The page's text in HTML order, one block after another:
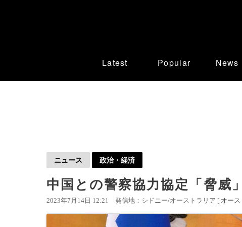
Latest Popular News
ニュース 政治・経済
中国との警察協力協定「脅威
2023年7月14日 12:21 発信地：シドニー/オーストラリア [ オー